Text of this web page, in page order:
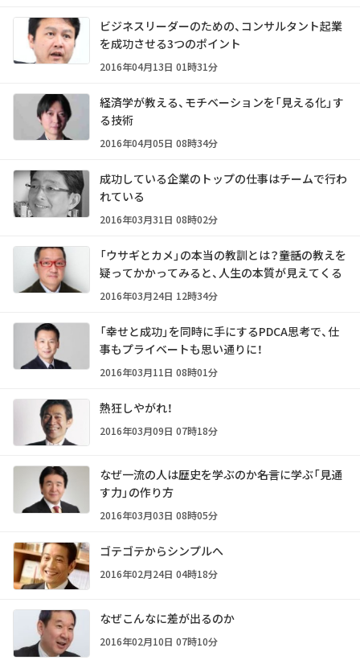
ビジネスリーダーのための、コンサルタント起業
を成功させる3つのポイント
2016年04月13日 01時31分
経済学が教える、モチベーションを「見える化」す
る技術
2016年04月05日 08時34分
成功している企業のトップの仕事はチームで行わ
れている
2016年03月31日 08時02分
「ウサギとカメ」の本当の教訓とは？――童話の教えを
疑ってかかってみると、人生の本質が見えてくる
2016年03月24日 12時34分
「幸せと成功」を同時に手にするPDCA思考で、仕
事もプライベートも思い通りに！
2016年03月11日 08時01分
熱狂しやがれ！
2016年03月09日 07時18分
なぜ一流の人は歴史を学ぶのか――名言に学ぶ「見通
す力」の作り方
2016年03月03日 08時05分
ゴテゴテからシンプルへ
2016年02月24日 04時18分
なぜこんなに差が出るのか
2016年02月10日 07時10分